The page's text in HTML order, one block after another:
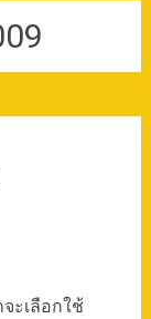
ะเลือกใช้